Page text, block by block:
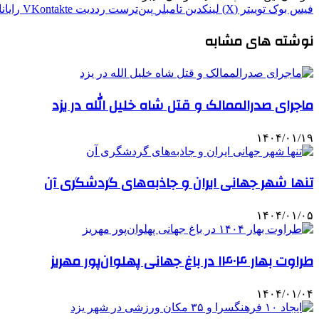
فیس بوک توییتر (X) لینکدین ‫تامبلر ‫پین‌ترست ‫رددیت ‫VKontakte
نوشته های مشابه
ماجرای صدرالممالک و قتل شاه خلیل الله در یزد
۱۴۰۴/۰۱/۱۹
تنها شهر جهانی ایران و جاذبه‌های گردشگری آن
۱۴۰۴/۰۱/۰۵
طراوت بهار ۱۴۰۴ در باغ جهانی پهلوان‌پور مهریز
۱۴۰۴/۰۱/۰۴